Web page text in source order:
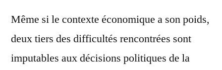
Même si le contexte économique a son poids,
deux tiers des difficultés rencontrées sont
imputables aux décisions politiques de la